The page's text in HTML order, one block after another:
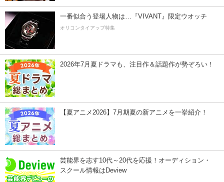
一番似合う登場人物は…『VIVANT』限定ウオッチ
オリコンタイアップ特集
2026年7月夏ドラマも、注目作＆話題作が勢ぞろい！
【夏アニメ2026】7月期夏の新アニメを一挙紹介！
芸能界を志す10代～20代を応援！オーディション・
スクール情報はDeview